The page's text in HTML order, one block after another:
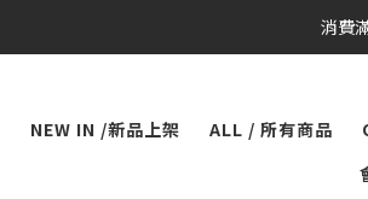
消費
NEW IN /新品上架 ALL / 所有商品